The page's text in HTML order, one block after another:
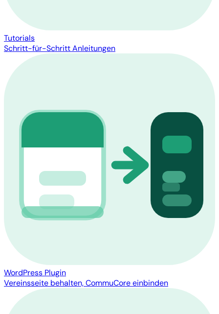
Tutorials
Schritt-für-Schritt Anleitungen
WordPress Plugin
Vereinsseite behalten, CommuCore einbinden